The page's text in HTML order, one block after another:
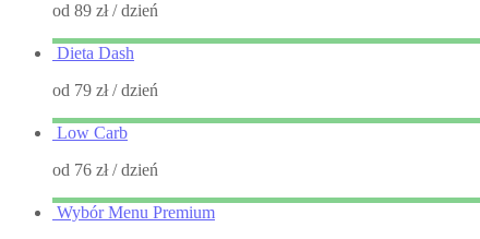
od 89 zł/ dzień
Dieta Dash
od 79 zł/ dzień
Low Carb
od 76 zł/ dzień
Wybór Menu Premium